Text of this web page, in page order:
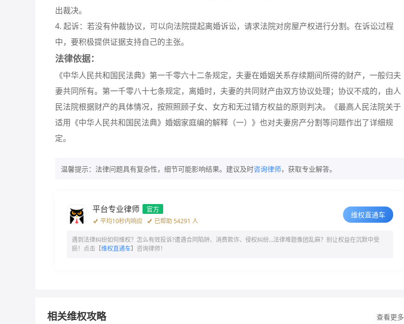
出裁决。
4. 起诉：若没有仲裁协议，可以向法院提起离婚诉讼，请求法院对房屋产权进行分割。在诉讼过程
中，要积极提供证据支持自己的主张。
法律依据：
《中华人民共和国民法典》第一千零六十二条规定，夫妻在婚姻关系存续期间所得的财产，一般归夫
妻共同所有。第一千零八十七条规定，离婚时，夫妻的共同财产由双方协议处理；协议不成的，由人
民法院根据财产的具体情况，按照照顾子女、女方和无过错方权益的原则判决。《最高人民法院关于
适用《中华人民共和国民法典》婚姻家庭编的解释（一）》也对夫妻房产分割等问题作出了详细规
定。
温馨提示：法律问题具有复杂性，细节可能影响结果。建议及时咨询律师，获取专业解答。
平台专业律师 官方
平均10秒内响应 已帮助 54291 人
维权直通车
遇到法律纠纷如何维权？怎么有效投诉?遭遇合同陷阱、消费欺诈、侵权纠纷…法律难题像团乱麻？别让权益在沉默中受
损！点击【维权直通车】咨询律师！
相关维权攻略 查看更多